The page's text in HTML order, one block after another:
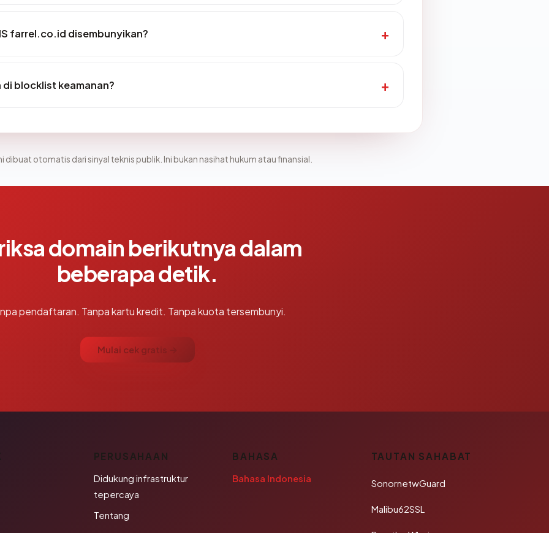
farrel.co.id disembunyikan?
blocklist keamanan?
dibuat otomatis dari sinyal teknis publik. Ini bukan nasihat hukum atau finansial.
domain berikutnya dalam
beberapa detik.
pendaftaran. Tanpa kartu kredit. Tanpa kuota tersembunyi.
Mulai cek gratis →
PERUSAHAAN
Didukung infrastruktur
tepercaya
Tentang
BAHASA
Bahasa Indonesia
TAUTAN SAHABAT
SonornetwGuard
Malibu62SSL